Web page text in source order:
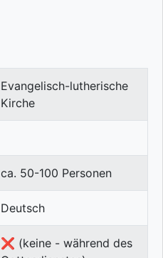
Evangelisch-lutherische
Kirche
ca. 50-100 Personen
Deutsch
❌ (keine - während des